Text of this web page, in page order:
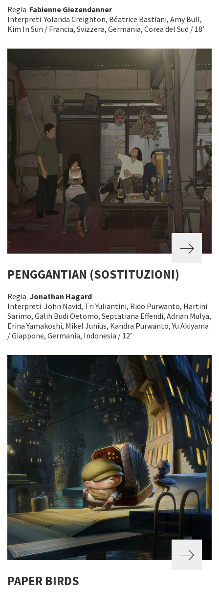
Regia Fabienne Giezendanner
Interpreti Yolanda Creighton, Béatrice Bastiani, Amy Bull,
Kim In Sun / Francia, Svizzera, Germania, Corea del Sud / 18’
PENGGANTIAN (SOSTITUZIONI)
Regia Jonathan Hagard
Interpreti John Navid, Tri Yuliantini, Rido Purwanto, Hartini
Sarimo, Galih Budi Oetomo, Septatiana Effendi, Adrian Mulya,
Erina Yamakoshi, Mikel Junius, Kandra Purwanto, Yu Akiyama
/ Giappone, Germania, Indonesia / 12’
PAPER BIRDS